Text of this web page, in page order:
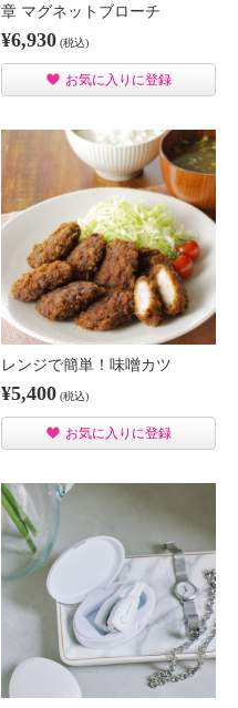
章 マグネットブローチ
¥6,930 (税込)
お気に入りに登録
レンジで簡単！味噌カツ
¥5,400 (税込)
お気に入りに登録